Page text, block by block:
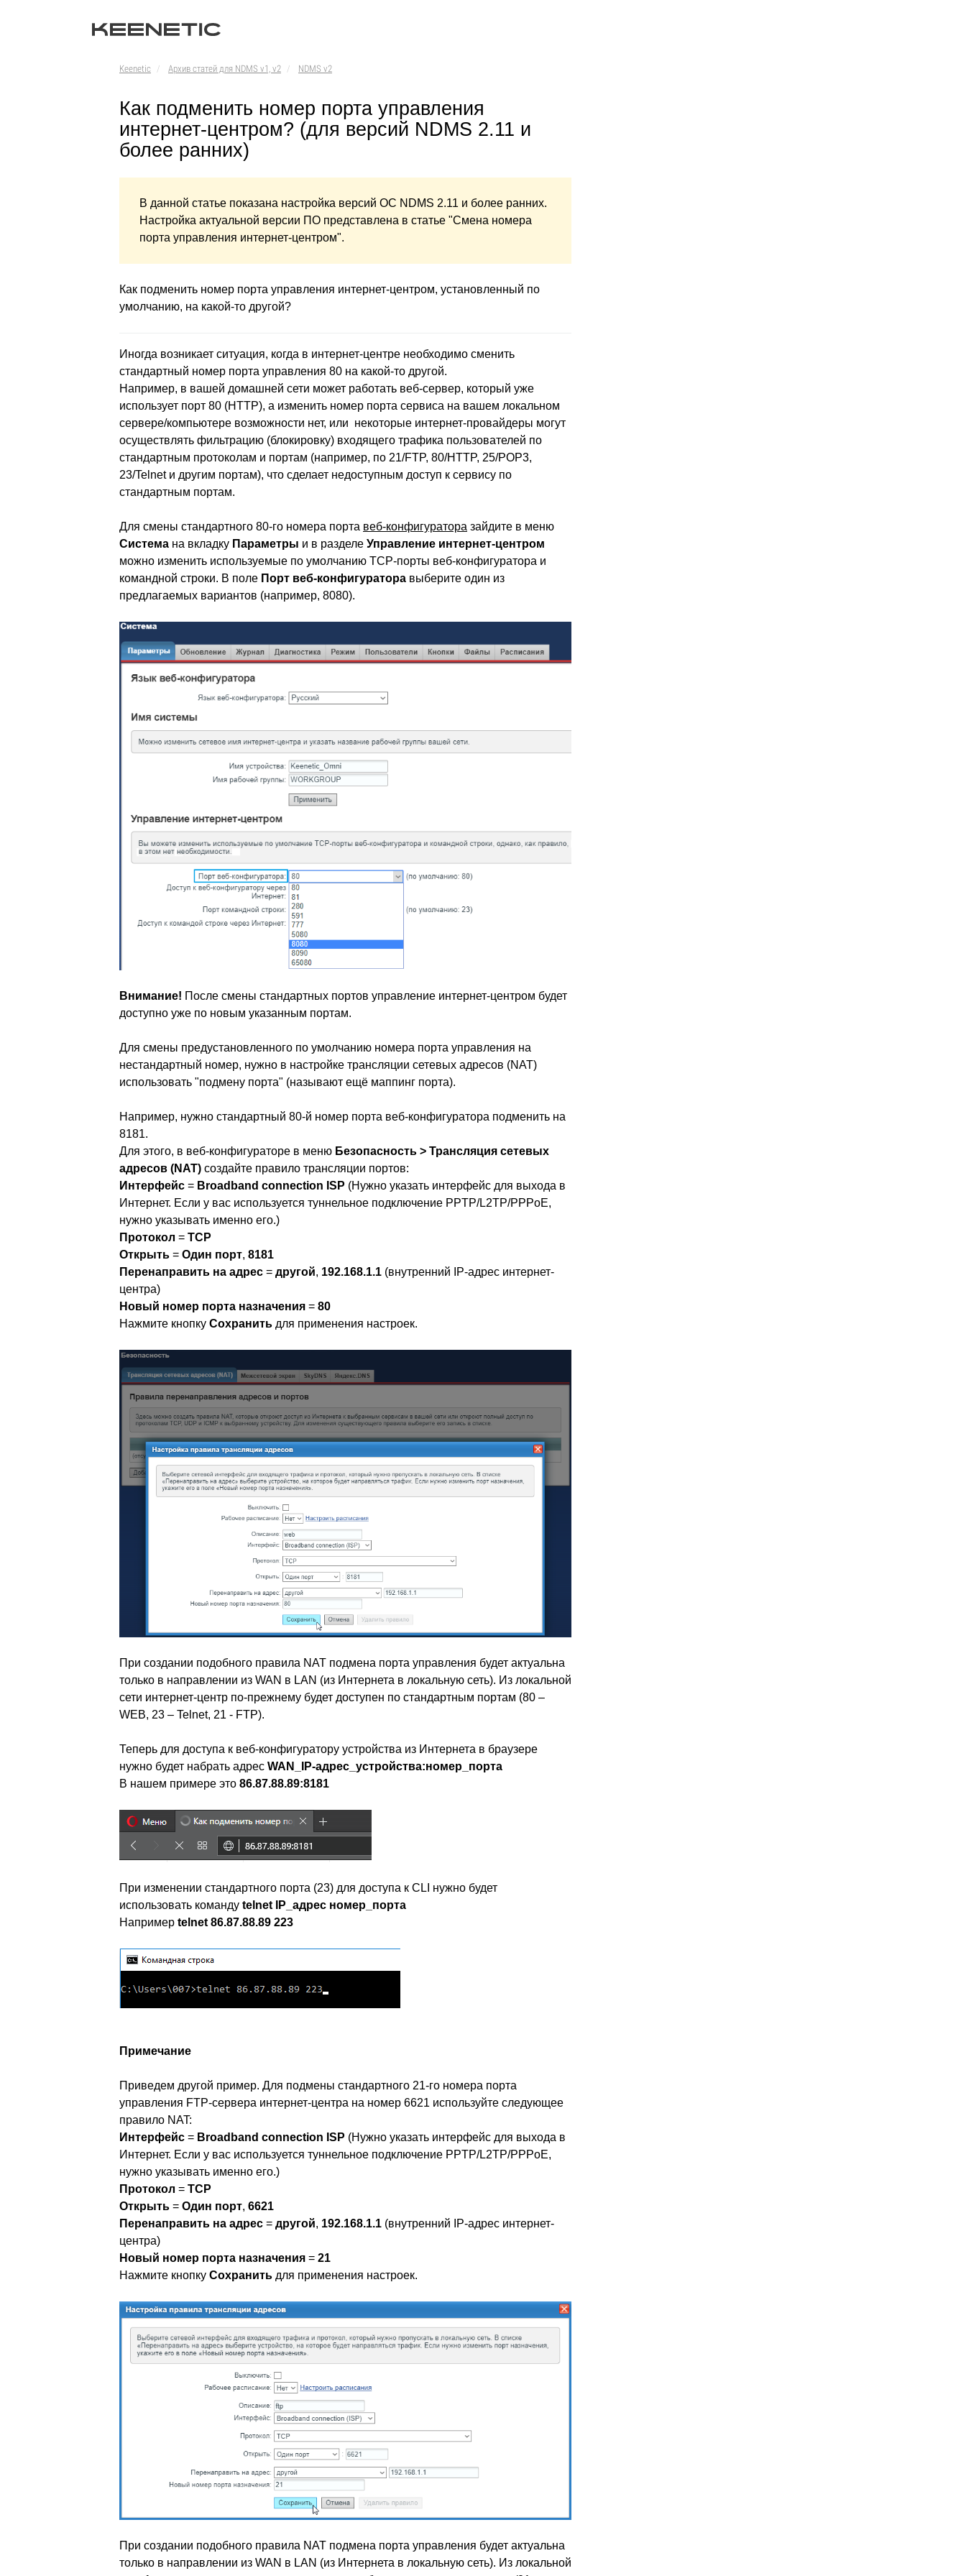
Keenetic Архив статей для NDMS v1, v2 NDMS v2
Как подменить номер порта управления
интернет-центром? (для версий NDMS 2.11 и
более ранних)
В данной статье показана настройка версий ОС NDMS 2.11 и более ранних.
Настройка актуальной версии ПО представлена в статье "Смена номера
порта управления интернет-центром".
Как подменить номер порта управления интернет-центром, установленный по
умолчанию, на какой-то другой?
Иногда возникает ситуация, когда в интернет-центре необходимо сменить
стандартный номер порта управления 80 на какой-то другой.
Например, в вашей домашней сети может работать веб-сервер, который уже
использует порт 80 (HTTP), а изменить номер порта сервиса на вашем локальном
сервере/компьютере возможности нет, или некоторые интернет-провайдеры могут
осуществлять фильтрацию (блокировку) входящего трафика пользователей по
стандартным протоколам и портам (например, по 21/FTP, 80/HTTP, 25/POP3,
23/Telnet и другим портам), что сделает недоступным доступ к сервису по
стандартным портам.
Для смены стандартного 80-го номера порта веб-конфигуратора зайдите в меню
Система на вкладку Параметры и в разделе Управление интернет-центром
можно изменить используемые по умолчанию TCP-порты веб-конфигуратора и
командной строки. В поле Порт веб-конфигуратора выберите один из
предлагаемых вариантов (например, 8080).
Внимание! После смены стандартных портов управление интернет-центром будет
доступно уже по новым указанным портам.
Для смены предустановленного по умолчанию номера порта управления на
нестандартный номер, нужно в настройке трансляции сетевых адресов (NAT)
использовать "подмену порта" (называют ещё маппинг порта).
Например, нужно стандартный 80-й номер порта веб-конфигуратора подменить на
8181.
Для этого, в веб-конфигураторе в меню Безопасность > Трансляция сетевых
адресов (NAT) создайте правило трансляции портов:
Интерфейс = Broadband connection ISP (Нужно указать интерфейс для выхода в
Интернет. Если у вас используется туннельное подключение PPTP/L2TP/PPPoE,
нужно указывать именно его.)
Протокол = TCP
Открыть = Один порт, 8181
Перенаправить на адрес = другой, 192.168.1.1 (внутренний IP-адрес интернет-
центра)
Новый номер порта назначения = 80
Нажмите кнопку Сохранить для применения настроек.
При создании подобного правила NAT подмена порта управления будет актуальна
только в направлении из WAN в LAN (из Интернета в локальную сеть). Из локальной
сети интернет-центр по-прежнему будет доступен по стандартным портам (80 –
WEB, 23 – Telnet, 21 - FTP).
Теперь для доступа к веб-конфигуратору устройства из Интернета в браузере
нужно будет набрать адрес WAN_IP-адрес_устройства:номер_порта
В нашем примере это 86.87.88.89:8181
При изменении стандартного порта (23) для доступа к CLI нужно будет
использовать команду telnet
IP_адрес номер_порта
Например telnet 86.87.88.89 223
Примечание
Приведем другой пример. Для подмены стандартного 21-го номера порта
управления FTP-сервера интернет-центра на номер 6621 используйте следующее
правило NAT:
Интерфейс = Broadband connection ISP (Нужно указать интерфейс для выхода в
Интернет. Если у вас используется туннельное подключение PPTP/L2TP/PPPoE,
нужно указывать именно его.)
Протокол = TCP
Открыть = Один порт, 6621
Перенаправить на адрес = другой, 192.168.1.1 (внутренний IP-адрес интернет-
центра)
Новый номер порта назначения = 21
Нажмите кнопку Сохранить для применения настроек.
При создании подобного правила NAT подмена порта управления будет актуальна
только в направлении из WAN в LAN (из Интернета в локальную сеть). Из локальной